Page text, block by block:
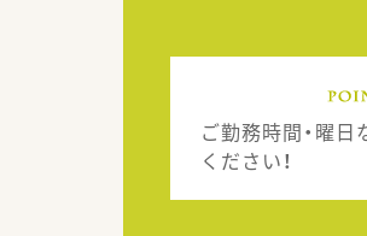
ご勤務時間・曜
ください！